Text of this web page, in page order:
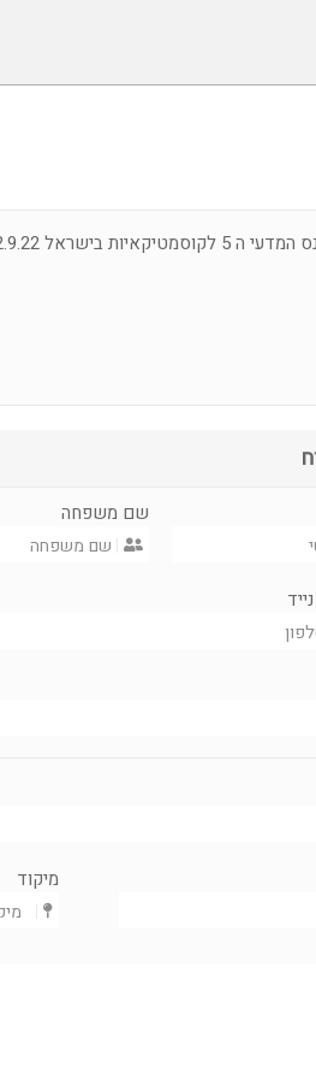
ה 5 לקוסמטיקאיות בישראל 12.9.22
שם משפחה
מיקוד